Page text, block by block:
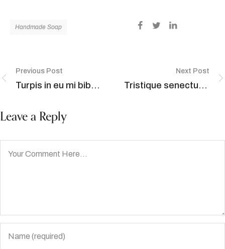
Handmade Soap
Previous Post
Turpis in eu mi bibendum neque.
Next Post
Tristique senectus et netus et malesuada.
Leave a Reply